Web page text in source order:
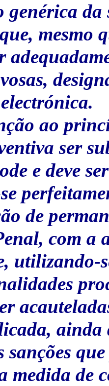
genérica da
mesmo
ao
ser
e deve
de
com a
utilizando-
sanções
medida de